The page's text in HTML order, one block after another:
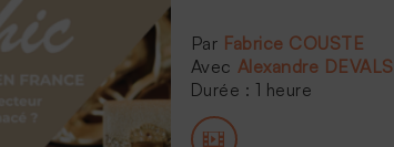
Fabrice COUSTE
Alexandre DEVALS
Durée : 1 heure